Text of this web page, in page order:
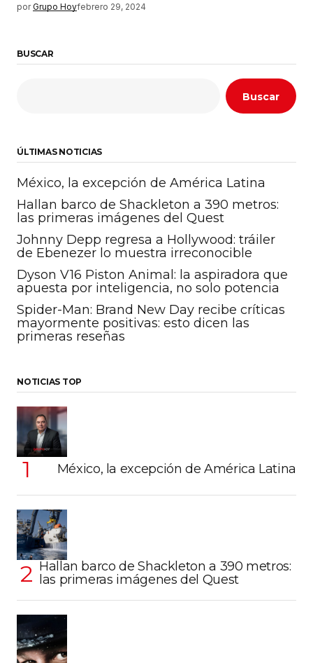
por Grupo Hoyfebrero 29, 2024
BUSCAR
Buscar
ÚLTIMAS NOTICIAS
México, la excepción de América Latina
Hallan barco de Shackleton a 390 metros:
las primeras imágenes del Quest
Johnny Depp regresa a Hollywood: tráiler
de Ebenezer lo muestra irreconocible
Dyson V16 Piston Animal: la aspiradora que
apuesta por inteligencia, no solo potencia
Spider-Man: Brand New Day recibe críticas
mayormente positivas: esto dicen las
primeras reseñas
NOTICIAS TOP
México, la excepción de América Latina
Hallan barco de Shackleton a 390 metros:
las primeras imágenes del Quest